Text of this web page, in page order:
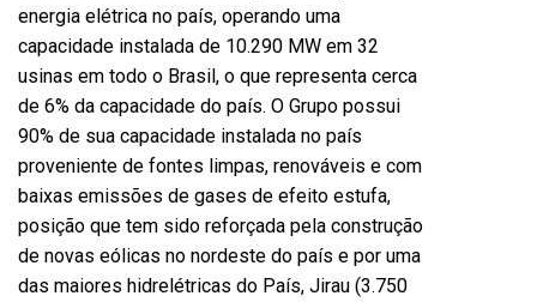
energia elétrica no país, operando uma
capacidade instalada de 10.290 MW em 32
usinas em todo o Brasil, o que representa cerca
de 6% da capacidade do país. O Grupo possui
90% de sua capacidade instalada no país
proveniente de fontes limpas, renováveis e com
baixas emissões de gases de efeito estufa,
posição que tem sido reforçada pela construção
de novas eólicas no nordeste do país e por uma
das maiores hidrelétricas do País, Jirau (3.750